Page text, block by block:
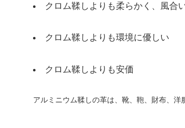
クロム鞣しよりも柔らかく、風合
クロム鞣しよりも環境に優しい
クロム鞣しよりも安価
アルミニウム鞣しの革は、靴、鞄、財布、洋